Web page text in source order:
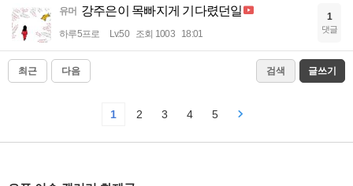
유머 강주은이 목빠지게 기다렸던일
하루5프로 Lv.50 조회 1003 18:01
1
댓글
최근 다음 검색 글쓰기
1 2 3 4 5